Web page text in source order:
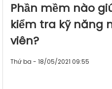
Phần mềm nào
kiểm tra kỹ năng
viên?
Thứ ba - 18/05/2021 09:55